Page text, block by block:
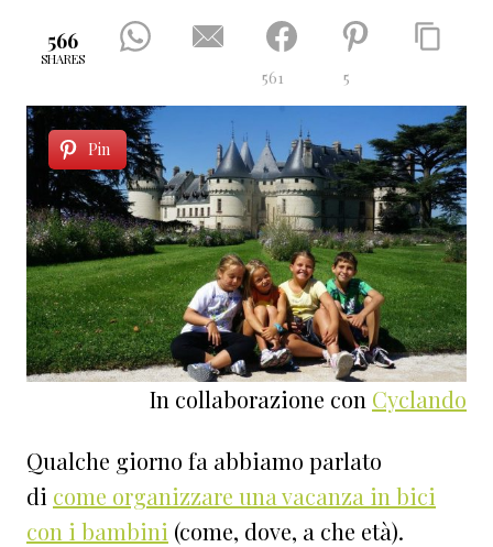
566
SHARES
561 5
Pin
In collaborazione con Cyclando
Qualche giorno fa abbiamo parlato
di come organizzare una vacanza in bici
con i bambini (come, dove, a che età).